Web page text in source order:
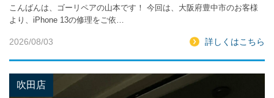
こんばんは、ゴーリペアの山本です！ 今回は、大阪府豊中市のお客様
より、iPhone 13の修理をご依…
2026/08/03 詳しくはこちら
吹田店